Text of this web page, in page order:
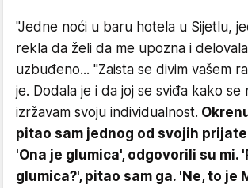
"Jedne noći u baru hotela u Sijetlu,
rekla da želi da me upozna i
uzbuđeno... "Zaista se divim vašem
je. Dodala je i da joj se sviđa kako se
izržavam svoju individualnost.
pitao sam jednog od svojih
'Ona je glumica', odgovorili su mi.
glumica?', pitao sam ga. 'Ne, to je